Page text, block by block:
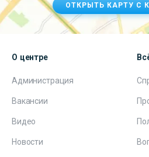
ОТКРЫТЬ КАРТУ С
О центре
Администрация
Вакансии
Видео
Новости